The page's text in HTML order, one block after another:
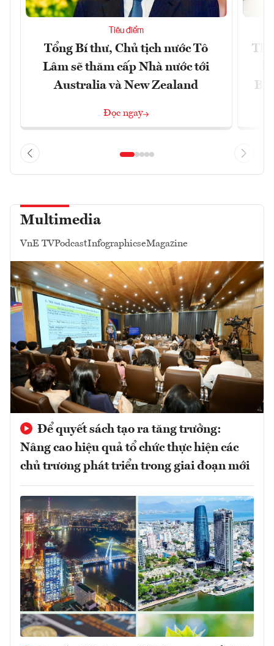
Tiêu điểm
Tổng Bí thư, Chủ tịch nước Tô
Lâm sẽ thăm cấp Nhà nước tới
Australia và New Zealand
Đọc ngay
Multimedia
VnE TVPodcastInfographicseMagazine
Để quyết sách tạo ra tăng trưởng:
Nâng cao hiệu quả tổ chức thực hiện các
chủ trương phát triển trong giai đoạn mới